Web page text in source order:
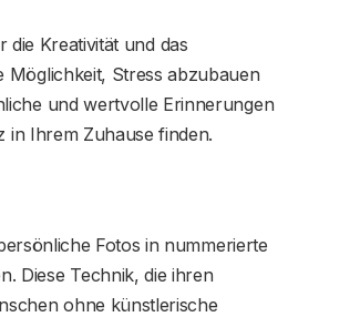
die Kreativität und das
Stress abzubauen
und wertvolle Erinnerungen
in Ihrem Zuhause finden.
Fotos in nummerierte
Diese Technik, die ihren
ohne künstlerische